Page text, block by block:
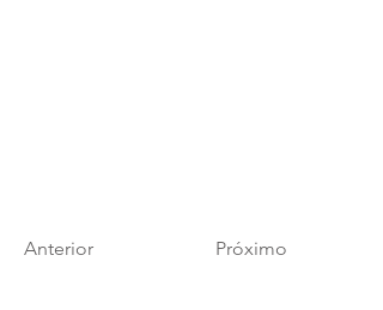
Anterior Próximo